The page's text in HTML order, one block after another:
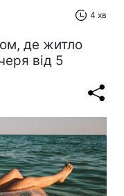
4 хв
де житло
від 5